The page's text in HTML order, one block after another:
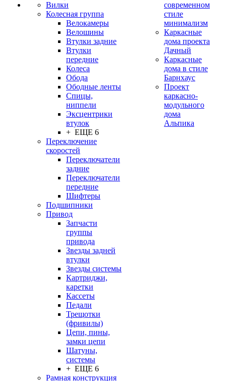
Вилки
Колесная группа
Велокамеры
Велошины
Втулки задние
Втулки
передние
Колеса
Обода
Ободные ленты
Спицы,
ниппели
Эксцентрики
втулок
+ ЕЩЕ 6
Переключение
скоростей
Переключатели
задние
Переключатели
передние
Шифтеры
Подшипники
Привод
Запчасти
группы
привода
Звезды задней
втулки
Звезды системы
Картриджи,
каретки
Кассеты
Педали
Трещотки
(фривилы)
Цепи, пины,
замки цепи
Шатуны,
системы
+ ЕЩЕ 6
Рамная конструкция
современном
стиле
минимализм
Каркасные
дома проекта
Дачный
Каркасные
дома в стиле
Барнхаус
Проект
каркасно-
модульного
дома
Альпика